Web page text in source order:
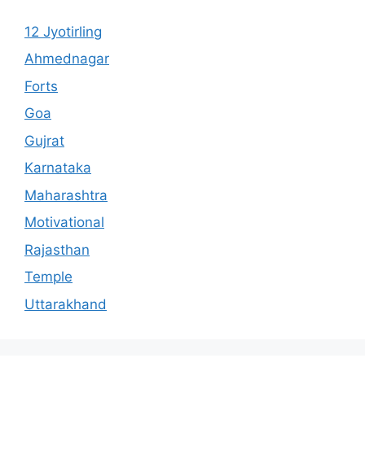
12 Jyotirling
Ahmednagar
Forts
Goa
Gujrat
Karnataka
Maharashtra
Motivational
Rajasthan
Temple
Uttarakhand